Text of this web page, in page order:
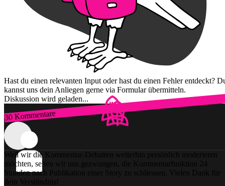
Hast du einen relevanten Input oder hast du einen Fehler entdeckt?
kannst uns dein Anliegen gerne via Formular übermitteln.
Diskussion wird geladen...
30 Kommentare
Zum Login
Weil wir die Kommentar-Debatten weiterhin persönlich moderieren
möchten, sehen wir uns gezwungen, die Kommentarfunktion 24
Stunden nach Publikation einer Story zu schliessen. Vielen Dank für
dein Verständnis!